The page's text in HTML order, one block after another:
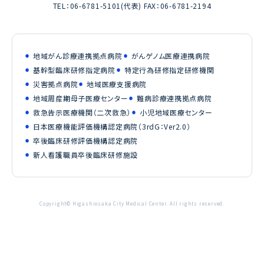
TEL：06-6781-5101(代表) FAX：06-6781-2194
地域がん診療連携拠点病院
がんゲノム医療連携病院
基幹型臨床研修指定病院
特定行為研修指定研修機関
災害拠点病院
地域医療支援病院
地域周産期母子医療センター
難病診療連携拠点病院
救急告示医療機関（二次救急）
小児地域医療センター
日本医療機能評価機構認定病院（3rdG：Ver2.0）
卒後臨床研修評価機構認定病院
新人看護職員卒後臨床研修施設
Copyright© Higashiosaka City Medical Center. All rights reserved.